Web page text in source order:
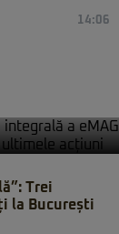
14:06
a
Trei
la București